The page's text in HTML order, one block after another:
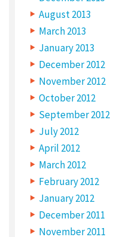
August 2013
March 2013
January 2013
December 2012
November 2012
October 2012
September 2012
July 2012
April 2012
March 2012
February 2012
January 2012
December 2011
November 2011